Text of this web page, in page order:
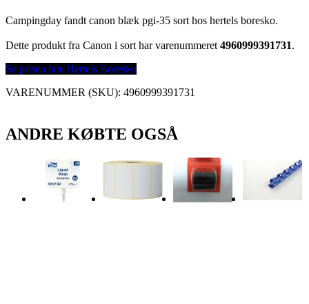
Campingday fandt canon blæk pgi-35 sort hos hertels boresko.
Dette produkt fra Canon i sort har varenummeret 4960999391731.
Se prisen hos Hertels Boresko
VARENUMMER (SKU): 4960999391731
ANDRE KØBTE OGSÅ